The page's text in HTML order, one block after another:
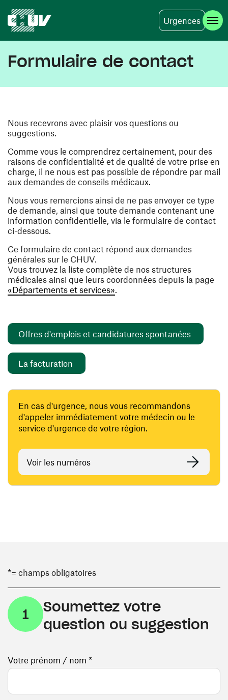
Urgences
Formulaire de contact
Nous recevrons avec plaisir vos questions ou
suggestions.
Comme vous le comprendrez certainement, pour des
raisons de confidentialité et de qualité de votre prise en
charge, il ne nous est pas possible de répondre par mail
aux demandes de conseils médicaux.
Nous vous remercions ainsi de ne pas envoyer ce type
de demande, ainsi que toute demande contenant une
information confidentielle, via le formulaire de contact
ci-dessous.
Ce formulaire de contact répond aux demandes
générales sur le CHUV.
Vous trouvez la liste complète de nos structures
médicales ainsi que leurs coordonnées depuis la page
«Départements et services».
Offres d'emplois et candidatures spontanées
La facturation
En cas d'urgence, nous vous recommandons
d'appeler immédiatement votre médecin ou le
service d'urgence de votre région.
Voir les numéros
*= champs obligatoires
1
Soumettez votre
question ou suggestion
Votre prénom / nom *